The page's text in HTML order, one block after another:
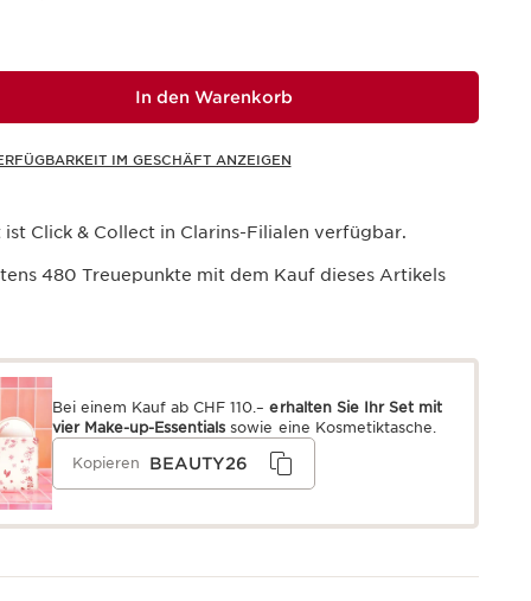
In den Warenkorb
IM GESCHÄFT ANZEIGEN
ist Click & Collect in Clarins-Filialen verfügbar.
480 Treuepunkte mit dem Kauf dieses Artikels
Bei einem Kauf ab CHF 110.–erhalten Sie Ihr Set mit
vier Make-up-Essentialssowie eine Kosmetiktasche.
Kopieren BEAUTY26